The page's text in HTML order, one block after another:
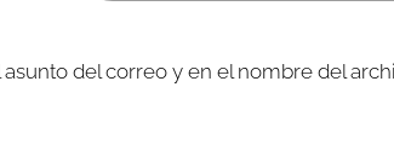
del correo y en el nombre del